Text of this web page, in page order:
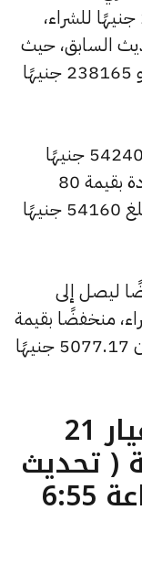
بلغ 241010 جنيهًا للبيع و238520 جنيهًا للشراء،
التحديث السابق، حيث
كان قد سجل 240650 جنيهًا للبيع و 238165 جنيهًا
وارتفع سعر الجنيه الذهب ليصل إلى 54240 جنيهًا
للبيع و53680 جنيهًا للشراء، بعد زيادة بقيمة 80
جنيهات مقارنة بالسعر السابق الذي بلغ 54160 جنيهًا
ليصل إلى
و0 جنيهًا للشراء، منخفضًا بقيمة
0 جنيهات عن السعر السابق الذي كان 5077.17 جنيهًا
ما هو سعر الذهب عيار 21
( تحديث
الأثنين 9 فبراير الساعة 6:55